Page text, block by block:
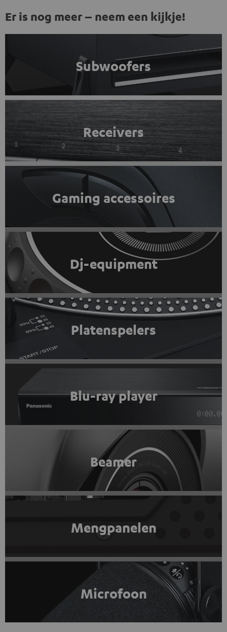
Er is nog meer – neem een kijkje!
Subwoofers
Receivers
Gaming accessoires
Dj-equipment
Platenspelers
Blu-ray player
Beamer
Mengpanelen
Microfoon